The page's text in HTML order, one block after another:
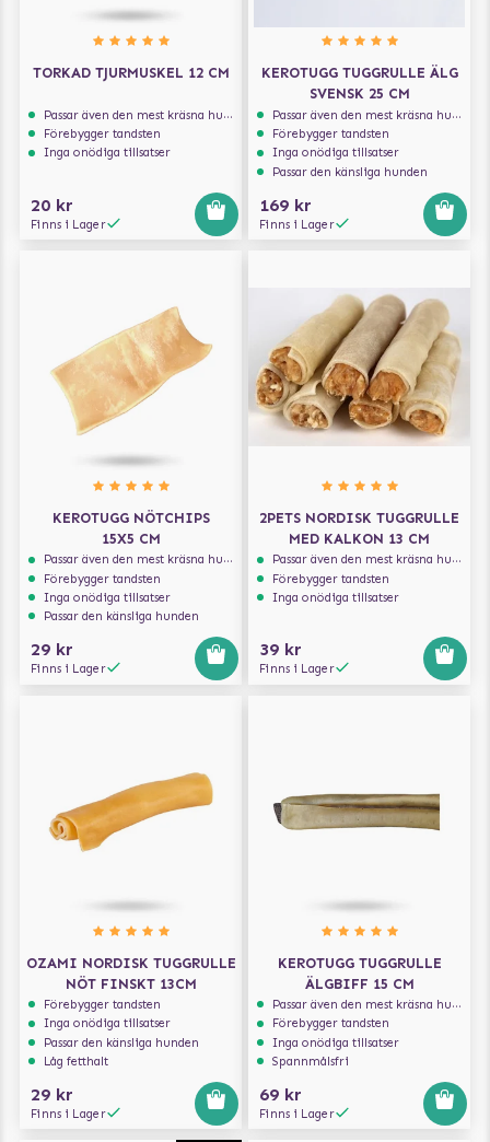
TORKAD TJURMUSKEL 12 CM
Passar även den mest kräsna hunden
Förebygger tandsten
Inga onödiga tillsatser
20 kr
Finns i Lager
KEROTUGG TUGGRULLE ÄLG
SVENSK 25 CM
Passar även den mest kräsna hunden
Förebygger tandsten
Inga onödiga tillsatser
Passar den känsliga hunden
169 kr
Finns i Lager
KEROTUGG NÖTCHIPS
15X5 CM
Passar även den mest kräsna hunden
Förebygger tandsten
Inga onödiga tillsatser
Passar den känsliga hunden
29 kr
Finns i Lager
2PETS NORDISK TUGGRULLE
MED KALKON 13 CM
Passar även den mest kräsna hunden
Förebygger tandsten
Inga onödiga tillsatser
39 kr
Finns i Lager
OZAMI NORDISK TUGGRULLE
NÖT FINSKT 13CM
Förebygger tandsten
Inga onödiga tillsatser
Passar den känsliga hunden
Låg fetthalt
29 kr
Finns i Lager
KEROTUGG TUGGRULLE
ÄLGBIFF 15 CM
Passar även den mest kräsna hunden
Förebygger tandsten
Inga onödiga tillsatser
Spannmålsfri
69 kr
Finns i Lager